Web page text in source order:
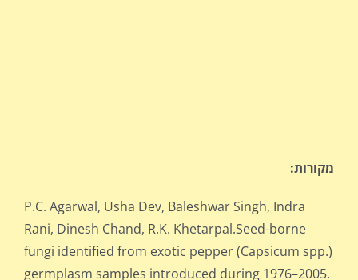
מקורות:
P.C. Agarwal, Usha Dev, Baleshwar Singh, Indra
Rani, Dinesh Chand, R.K. Khetarpal.Seed-borne
fungi identified from exotic pepper (Capsicum spp.)
germplasm samples introduced during 1976–2005.